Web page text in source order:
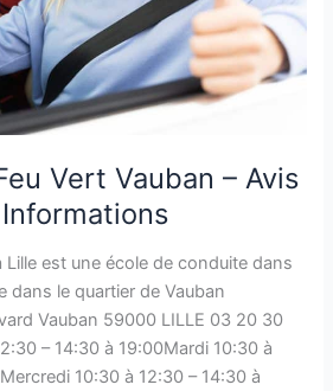
Vert Vauban – Avis
Lille est une école de conduite dans
dans le quartier de Vauban
Vauban 59000 LILLE 03 20 30
– 14:30 à 19:00Mardi 10:30 à
10:30 à 12:30 – 14:30 à